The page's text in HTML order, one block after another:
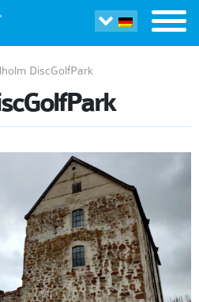
DiscGolfPark